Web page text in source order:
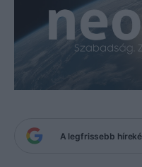
A legfrissebb